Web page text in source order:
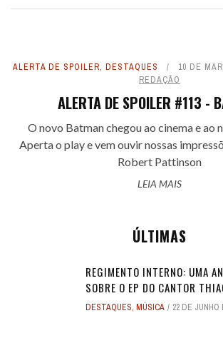
ALERTA DE SPOILER, DESTAQUES 10 DE
REDAÇÃO
ALERTA DE SPOILER #113 -
O novo Batman chegou ao cinema e ao
Aperta o play e vem ouvir nossas
Robert Pattinson
LEIA MAIS
ÚLTIMAS
REGIMENTO INTERNO: UMA
SOBRE O EP DO CANTOR
DESTAQUES, MÚSICA 22 DE JUNHO